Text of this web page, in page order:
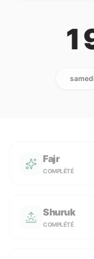
Fajr
COMPLÉTÉ
Shuruk
COMPLÉTÉ